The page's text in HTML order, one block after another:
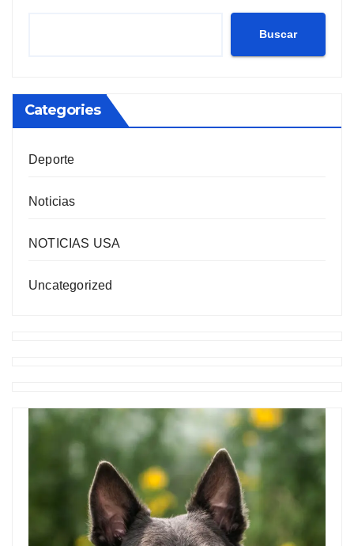
Buscar
Categories
Deporte
Noticias
NOTICIAS USA
Uncategorized